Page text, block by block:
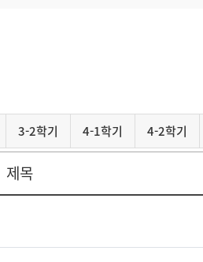
3-2학기 4-1학기 4-2학기
제목